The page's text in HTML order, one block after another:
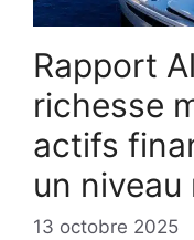
Rapport
richesse
actifs
un niveau
13 octobre 2025